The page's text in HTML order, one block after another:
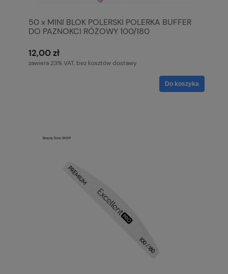
50 x MINI BLOK POLERSKI POLERKA BUFFER
DO PAZNOKCI RÓŻOWY 100/180
12,00 zł
zawiera 23% VAT, bez kosztów dostawy
Do koszyka